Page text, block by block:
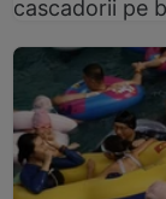
cascadorii pe